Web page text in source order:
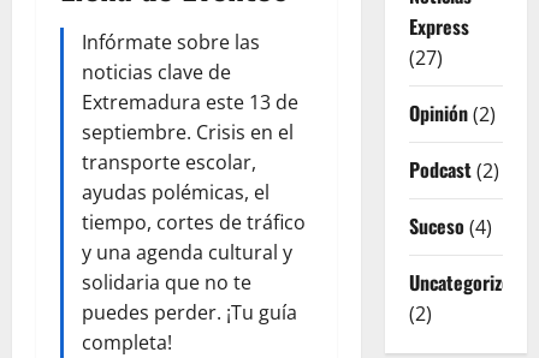
Infórmate sobre las
noticias clave de
Extremadura este 13 de
septiembre. Crisis en el
transporte escolar,
ayudas polémicas, el
tiempo, cortes de tráfico
y una agenda cultural y
solidaria que no te
puedes perder. ¡Tu guía
completa!
Express
(27)
Opinión(2)
Podcast(2)
Suceso(4)
Uncategorized
(2)